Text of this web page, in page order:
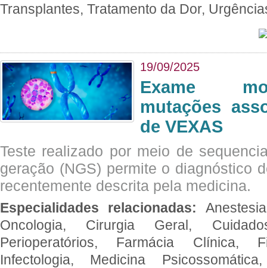
Transplantes, Tratamento da Dor,
19/09/2025
Exame
mutações
de VEXAS
Teste realizado por meio de
geração (NGS) permite o diagnóstico
recentemente descrita pela medicina.
Especialidades relacionadas:
Oncologia, Cirurgia Geral,
Perioperatórios, Farmácia Clínica,
Infectologia, Medicina